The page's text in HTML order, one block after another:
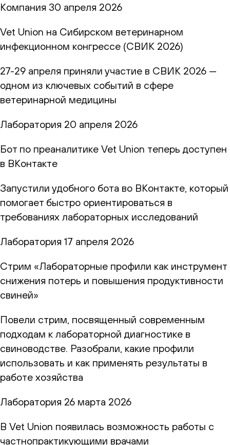
Компания 30 апреля 2026
Vet Union на Сибирском ветеринарном
инфекционном конгрессе (СВИК 2026)
27-29 апреля приняли участие в СВИК 2026 —
одном из ключевых событий в сфере
ветеринарной медицины
Лаборатория 20 апреля 2026
Бот по преаналитике Vet Union теперь доступен
в ВКонтакте
Запустили удобного бота во ВКонтакте, который
помогает быстро ориентироваться в
требованиях лабораторных исследований
Лаборатория 17 апреля 2026
Стрим «Лабораторные профили как инструмент
снижения потерь и повышения продуктивности
свиней»
Повели стрим, посвященный современным
подходам к лабораторной диагностике в
свиноводстве. Разобрали, какие профили
использовать и как применять результаты в
работе хозяйства
Лаборатория 26 марта 2026
В Vet Union появилась возможность работы с
частнопрактикующими врачами